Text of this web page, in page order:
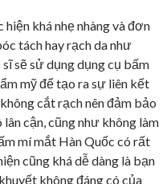
khá nhẹ nhàng và đơn
tách hay rạch da như
sẽ sử dụng dụng cụ bấm
mỹ để tạo ra sự liên kết
cắt rạch nên đảm bảo
cận, cũng như không làm
mí mắt Hàn Quốc có rất
cũng khá dễ dàng là bạn
không đáng có của